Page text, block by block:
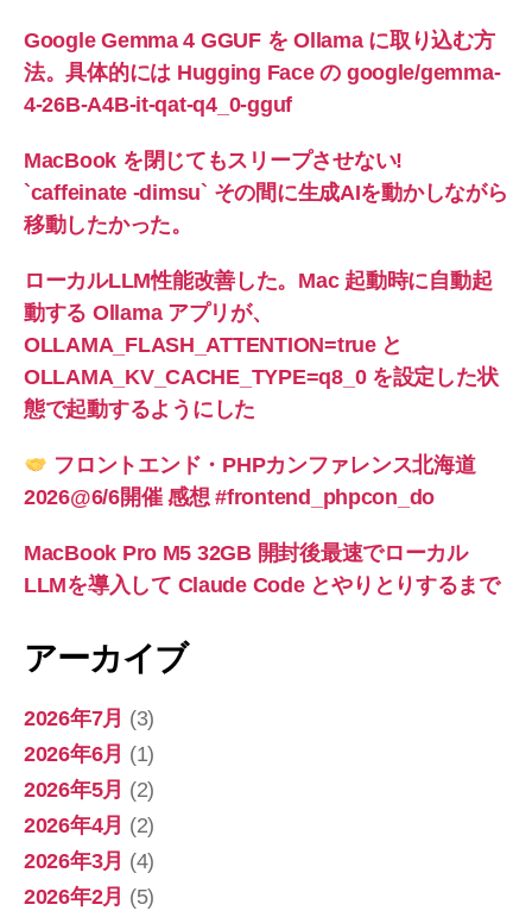
Google Gemma 4 GGUF を Ollama に取り込む方
法。具体的には Hugging Face の google/gemma-
4-26B-A4B-it-qat-q4_0-gguf
MacBook を閉じてもスリープさせない!
`caffeinate -dimsu` その間に生成AIを動かしながら
移動したかった。
ローカルLLM性能改善した。Mac 起動時に自動起
動する Ollama アプリが、
OLLAMA_FLASH_ATTENTION=true と
OLLAMA_KV_CACHE_TYPE=q8_0 を設定した状
態で起動するようにした
フロントエンド・PHPカンファレンス北海道
2026@6/6開催 感想 #frontend_phpcon_do
MacBook Pro M5 32GB 開封後最速でローカル
LLMを導入して Claude Code とやりとりするまで
アーカイブ
2026年7月 (3)
2026年6月 (1)
2026年5月 (2)
2026年4月 (2)
2026年3月 (4)
2026年2月 (5)